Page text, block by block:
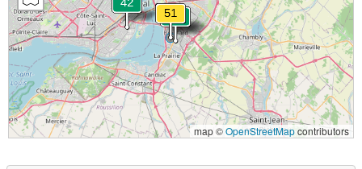
map ©OpenStreetMapcontributors